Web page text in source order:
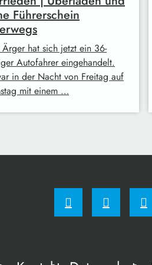
Führerschein
hat sich jetzt ein 36-
Autofahrer eingehandelt.
in der Nacht von Freitag auf
mit einem …